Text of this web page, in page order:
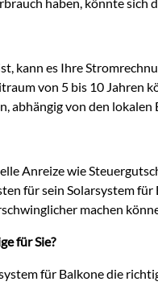
kann es Ihre
von 5 bis 10 Jahren
abhängig von den
Anreize wie
für sein Solarsystem
machen
für Sie?
für Balkone die